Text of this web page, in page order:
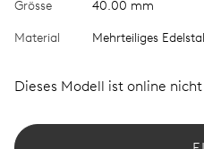
Grösse 40.00 mm
Material Mehrteiliges
Dieses Modell ist online